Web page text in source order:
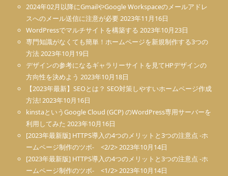
2024年02月以降にGmailやGoogle Workspaceのメールアドレ
スへのメール送信に注意が必要2023年11月16日
WordPressでマルチサイトを構築する 2023年10月23日
専門知識がなくても簡単！ホームページを新規制作する3つの
方法2023年10月19日
デザインの参考になるギャラリーサイトを見てHPデザインの
方向性を決めよう 2023年10月18日
【2023年最新】SEOとは？ SEO対策しやすいホームページ作成
方法!2023年10月16日
kinstaというGoogle Cloud (GCP) のWordPress専用サーバーを
利用してみた 2023年10月16日
[2023年最新版] HTTPS導入の4つのメリットと3つの注意点 -ホ
ームページ制作のツボ- <2/2>2023年10月14日
[2023年最新版] HTTPS導入の4つのメリットと3つの注意点 -ホ
ームページ制作のツボ- <1/2>2023年10月14日